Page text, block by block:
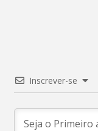
Inscrever-se